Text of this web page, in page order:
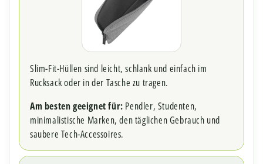
Slim-Fit-Hüllen sind leicht, schlank und einfach im
Rucksack oder in der Tasche zu tragen.
Am besten geeignet für: Pendler, Studenten,
minimalistische Marken, den täglichen Gebrauch und
saubere Tech-Accessoires.